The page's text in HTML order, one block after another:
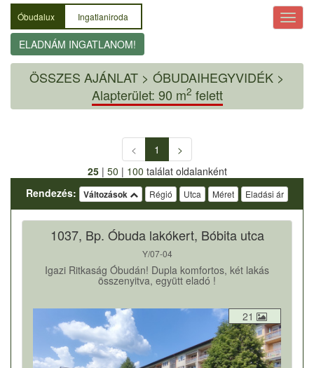
Óbudalux Ingatlaniroda
ELADNÁM INGATLANOM!
ÖSSZES AJÁNLAT > ÓBUDAIHEGYVIDÉK >
Alapterület: 90 m2 felett
< 1
>
25| 50 | 100 találat oldalanként
Rendezés:
Változások Régió Utca Méret Eladási ár
1037, Bp. Óbuda lakókert, Bóbita utca
Y/07-04
Igazi Ritkaság Óbudán! Dupla komfortos, két lakás
összenyitva, együtt eladó !
21